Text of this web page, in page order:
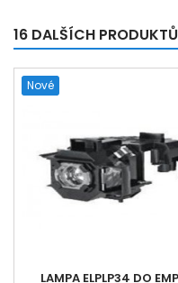
16 DALŠÍCH
Nové
LAMPA ELPLP34 DO